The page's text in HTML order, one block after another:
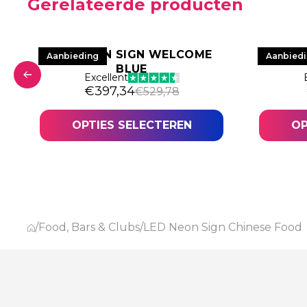
Gerelateerde producten
€529,78.
Aanbieding
LED NEON SIGN WELCOME
BLUE
Excellent
€529,78
Oorspronkelijke prijs was: €529,78.
€397,34
Huidige prijs is: €397,34.
OPTIES SELECTEREN
LED
/Food, Bars & Clubs/LED Neon Sign Chinese Food